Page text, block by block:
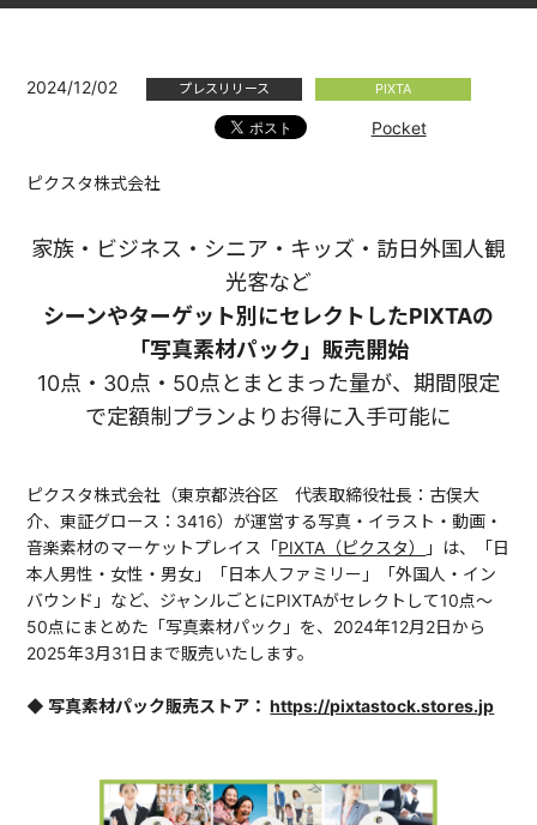
2024/12/02 プレスリリース PIXTA
Pocket
ピクスタ株式会社
家族・ビジネス・シニア・キッズ・訪日外国人観
光客など
シーンやターゲット別にセレクトしたPIXTAの
「写真素材パック」販売開始
10点・30点・50点とまとまった量が、期間限定
で定額制プランよりお得に入手可能に
ピクスタ株式会社（東京都渋谷区 代表取締役社長：古俣大
介、東証グロース：3416）が運営する写真・イラスト・動画・
音楽素材のマーケットプレイス「PIXTA（ピクスタ）
」は、「日
本人男性・女性・男女」「日本人ファミリー」「外国人・イン
バウンド」など、ジャンルごとにPIXTAがセレクトして10点〜
50点にまとめた「写真素材パック」を、2024年12月2日から
2025年3月31日まで販売いたします。
◆ 写真素材パック販売ストア：https://pixtastock.stores.jp